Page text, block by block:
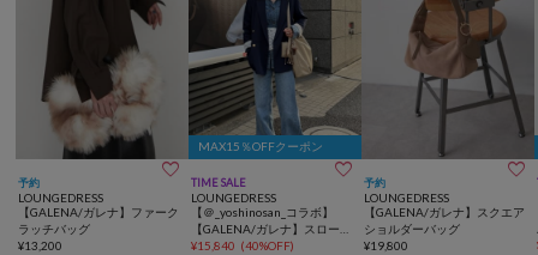
予約 
LOUNGEDRESS
【GALENA/ガレナ】ファーク
ラッチバッグ
¥13,200
MAX15％OFFクーポン
TIME SALE 
LOUNGEDRESS
【＠_yoshinosan_コラボ】
【GALENA/ガレナ】スロープ
ワンショルダーBag
¥15,840 (40%OFF)
予約 
LOUNGEDRESS
【GALENA/ガレナ】スクエア
ショルダーバッグ
¥19,800